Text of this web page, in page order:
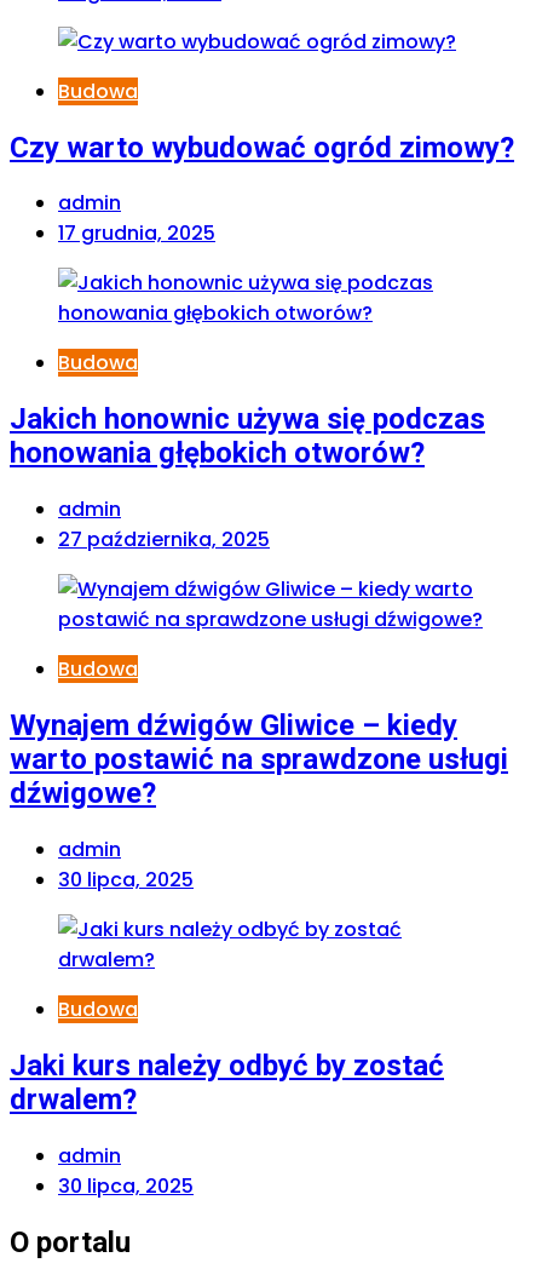
Budowa
Czy warto wybudować ogród zimowy?
admin
17 grudnia, 2025
Budowa
Jakich honownic używa się podczas
honowania głębokich otworów?
admin
27 października, 2025
Budowa
Wynajem dźwigów Gliwice – kiedy
warto postawić na sprawdzone usługi
dźwigowe?
admin
30 lipca, 2025
Budowa
Jaki kurs należy odbyć by zostać
drwalem?
admin
30 lipca, 2025
O portalu